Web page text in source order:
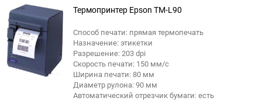
Термопринтер Epson TM-L90
Способ печати: прямая термопечать
Назначение: этикетки
Разрешение: 203 dpi
Скорость печати: 150 мм/с
Ширина печати: 80 мм
Диаметр рулона: 90 мм
Автоматический отрезчик бумаги: есть